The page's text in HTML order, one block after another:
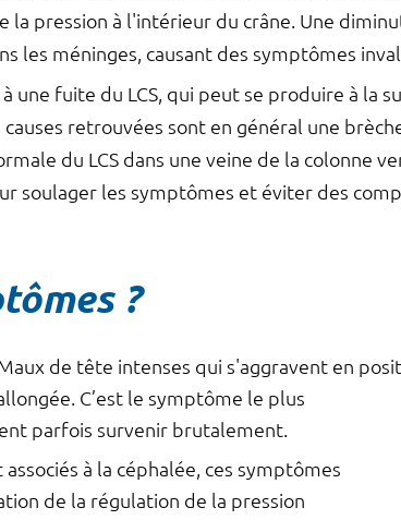
la pression à l'intérieur du crâne. Une
les méninges, causant des symptômes
fuite du LCS, qui peut se produire à la
retrouvées sont en général une
du LCS dans une veine de la colonne
soulager les symptômes et éviter des
?
de tête intenses qui s'aggravent en
C’est le symptôme le plus
parfois survenir brutalement.
associés à la céphalée, ces symptômes
de la régulation de la pression